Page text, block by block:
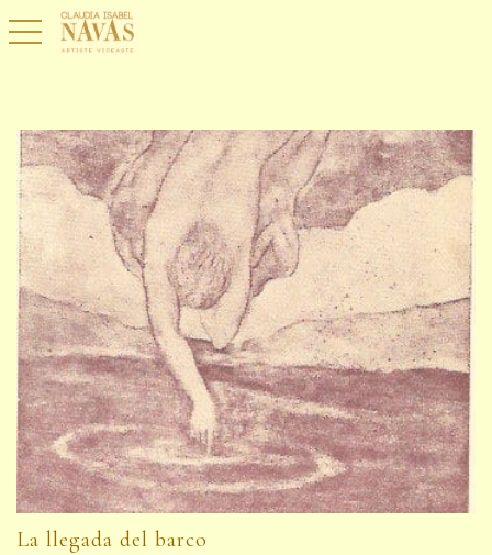
toggle navigation
La llegada del barco